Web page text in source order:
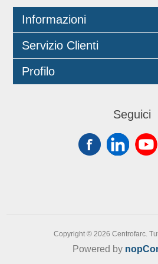
Informazioni
Servizio Clienti
Profilo
Seguici
Copyright © 2026 Centrofarc.
Powered by